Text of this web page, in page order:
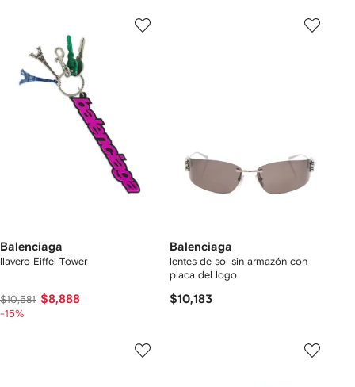
Balenciaga
llavero Eiffel Tower
$10,581 $8,888
-15%
Balenciaga
lentes de sol sin armazón con
placa del logo
$10,183